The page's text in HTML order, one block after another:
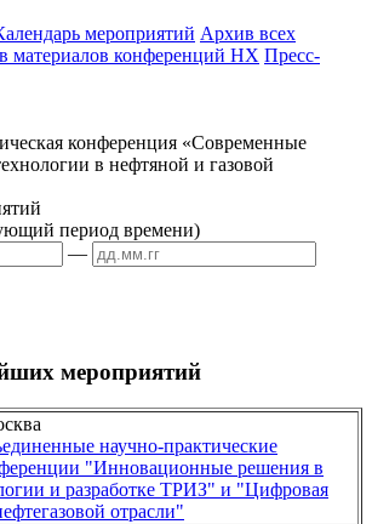
мероприятий Архив всех
материалов конференций НХ Пресс-
конференция «Современные
в нефтяной и газовой
период времени)
—
мероприятий
научно-практические
"Инновационные решения в
и разработке ТРИЗ" и "Цифровая
отрасли"